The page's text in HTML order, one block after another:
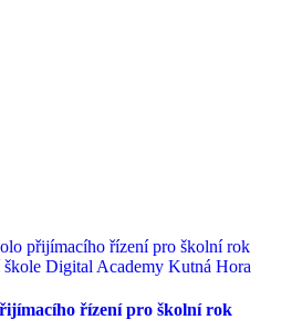
řízení pro školní rok